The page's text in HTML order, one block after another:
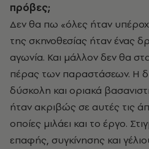
πρόβες;
Δεν θα πω «όλες ήταν
της σκηνοθεσίας ήταν ένας
αγωνία. Και μάλλον δεν θα
πέρας των παραστάσεων. Η
δύσκολη και οριακά
ήταν ακριβώς σε αυτές τις
οποίες μιλάει και το έργο.
επαφής, συγκίνησης και